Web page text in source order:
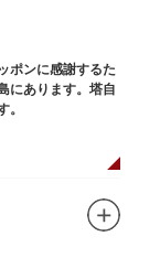
ポンに感謝するた
にあります。塔自
。